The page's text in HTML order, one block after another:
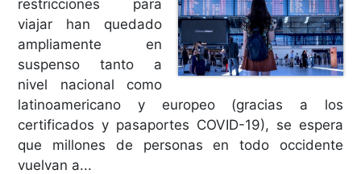
restricciones para
viajar han quedado
ampliamente en
suspenso tanto a
nivel nacional como
latinoamericano y europeo (gracias a los
certificados y pasaportes COVID-19), se espera
que millones de personas en todo occidente
vuelvan a...